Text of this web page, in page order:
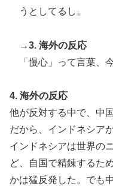
うとしてるし。
→3. 海外の反応
「慢心」って言葉
4. 海外の反応
他が反対する中で、中
だから、インドネシア
インドネシアは世界の
ど、自国で精錬するた
かは猛反発した。でも